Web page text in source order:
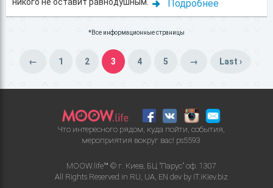
Подробнее
*Все информационные страницы
← 1 2 3 4 5 → Last ›
Что интересного рядом, куда пойти, события,
мероприятия вокруг вас! ps5593
MOOW.life™ © г. Киев, БЦ "Парус" оф. 1307
All Rights Reserved in RU UA EN dev by IT.iKiev.biz